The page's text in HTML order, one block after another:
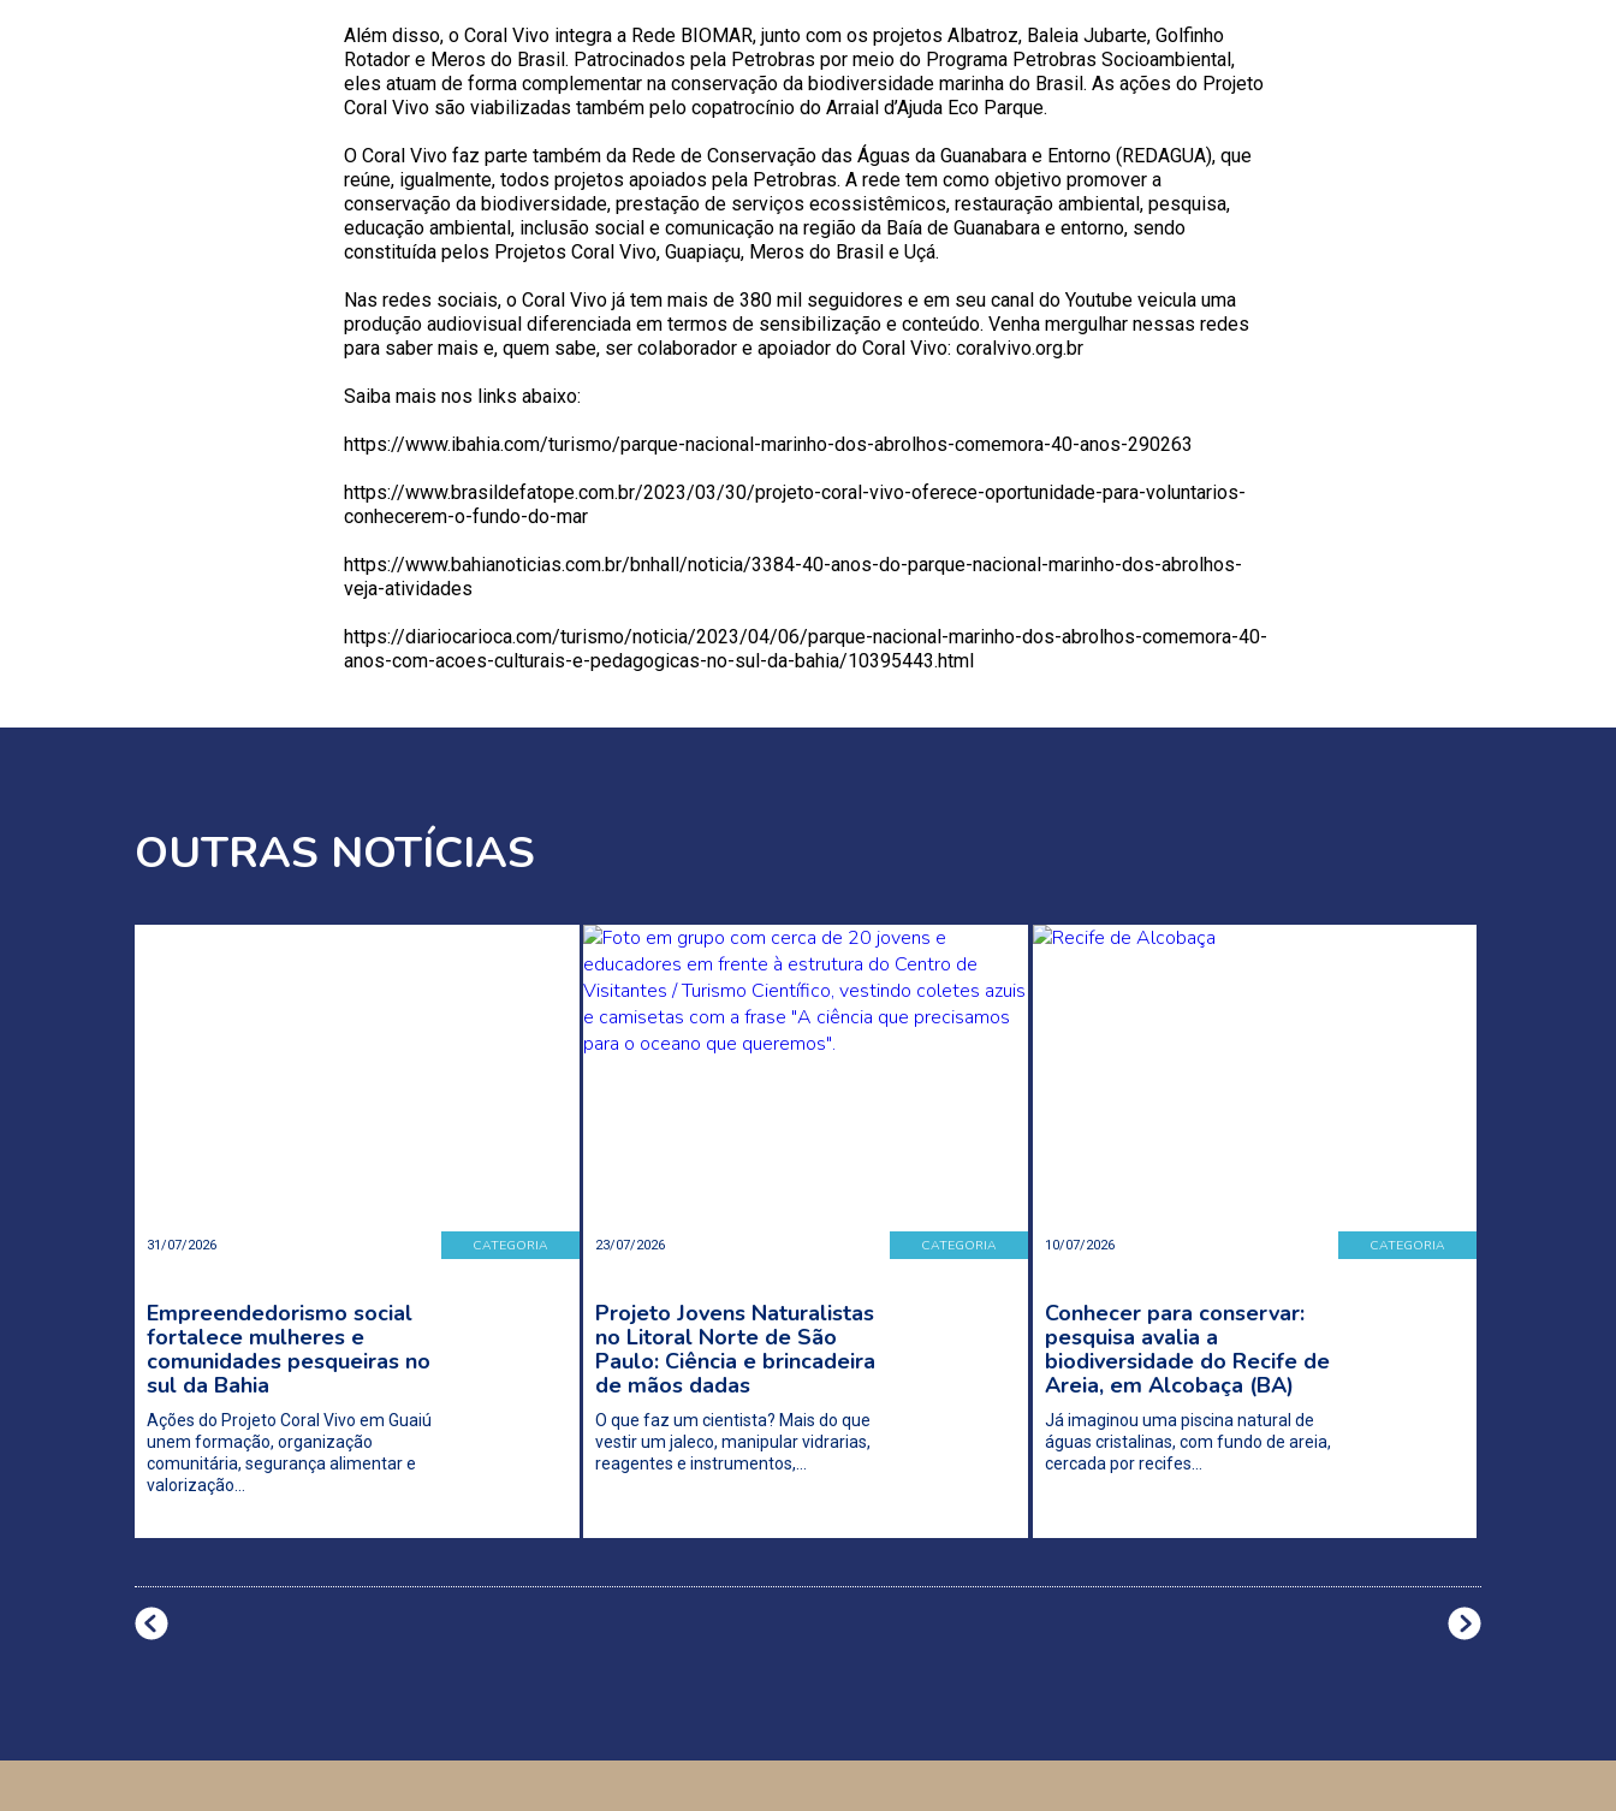
Além disso, o Coral Vivo integra a Rede BIOMAR, junto com os projetos Albatroz, Baleia Jubarte, Golfinho
Rotador e Meros do Brasil. Patrocinados pela Petrobras por meio do Programa Petrobras Socioambiental,
eles atuam de forma complementar na conservação da biodiversidade marinha do Brasil. As ações do Projeto
Coral Vivo são viabilizadas também pelo copatrocínio do Arraial d’Ajuda Eco Parque.
O Coral Vivo faz parte também da Rede de Conservação das Águas da Guanabara e Entorno (REDAGUA), que
reúne, igualmente, todos projetos apoiados pela Petrobras. A rede tem como objetivo promover a
conservação da biodiversidade, prestação de serviços ecossistêmicos, restauração ambiental, pesquisa,
educação ambiental, inclusão social e comunicação na região da Baía de Guanabara e entorno, sendo
constituída pelos Projetos Coral Vivo, Guapiaçu, Meros do Brasil e Uçá.
Nas redes sociais, o Coral Vivo já tem mais de 380 mil seguidores e em seu canal do Youtube veicula uma
produção audiovisual diferenciada em termos de sensibilização e conteúdo. Venha mergulhar nessas redes
para saber mais e, quem sabe, ser colaborador e apoiador do Coral Vivo: coralvivo.org.br
Saiba mais nos links abaixo:
https://www.ibahia.com/turismo/parque-nacional-marinho-dos-abrolhos-comemora-40-anos-290263
https://www.brasildefatope.com.br/2023/03/30/projeto-coral-vivo-oferece-oportunidade-para-voluntarios-
conhecerem-o-fundo-do-mar
https://www.bahianoticias.com.br/bnhall/noticia/3384-40-anos-do-parque-nacional-marinho-dos-abrolhos-
veja-atividades
https://diariocarioca.com/turismo/noticia/2023/04/06/parque-nacional-marinho-dos-abrolhos-comemora-40-
anos-com-acoes-culturais-e-pedagogicas-no-sul-da-bahia/10395443.html
OUTRAS NOTÍCIAS
31/07/2026 CATEGORIA
Empreendedorismo social
fortalece mulheres e
comunidades pesqueiras no
sul da Bahia
Ações do Projeto Coral Vivo em Guaiú
unem formação, organização
comunitária, segurança alimentar e
valorização…
23/07/2026 CATEGORIA
Projeto Jovens Naturalistas
no Litoral Norte de São
Paulo: Ciência e brincadeira
de mãos dadas
O que faz um cientista? Mais do que
vestir um jaleco, manipular vidrarias,
reagentes e instrumentos,…
10/07/2026 CATEGORIA
Conhecer para conservar:
pesquisa avalia a
biodiversidade do Recife de
Areia, em Alcobaça (BA)
Já imaginou uma piscina natural de
águas cristalinas, com fundo de areia,
cercada por recifes…